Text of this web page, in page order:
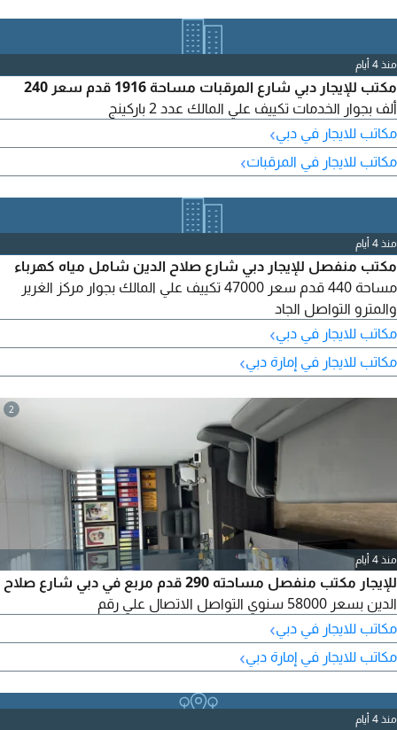
منذ 4 أيام
مكتب للإيجار دبي شارع المرقبات مساحة 1916 قدم سعر 240
ألف بجوار الخدمات تكييف علي المالك عدد 2 باركينج
مكاتب للايجار في دبي›
مكاتب للايجار في المرقبات›
منذ 4 أيام
مكتب منفصل للإيجار دبي شارع صلاح الدين شامل مياه كهرباء
مساحة 440 قدم سعر 47000 تكييف علي المالك بجوار مركز الغرير
والمترو التواصل الجاد
مكاتب للايجار في دبي›
مكاتب للايجار في إمارة دبي›
2
منذ 4 أيام
للإيجار مكتب منفصل مساحته 290 قدم مربع في دبي شارع صلاح
الدين بسعر 58000 سنوي التواصل الاتصال علي رقم
مكاتب للايجار في دبي›
مكاتب للايجار في إمارة دبي›
منذ 4 أيام